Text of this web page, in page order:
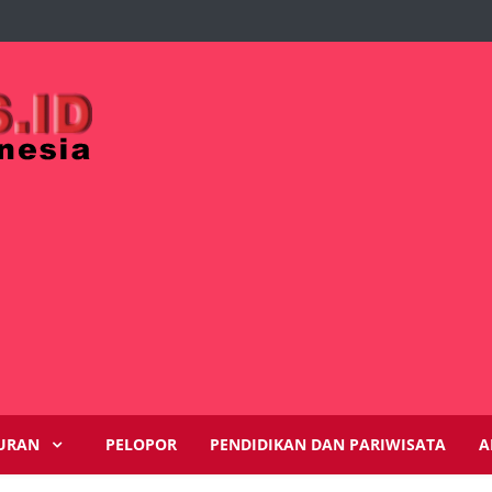
PELOPOR PENDIDIKAN DAN PARIWISATA